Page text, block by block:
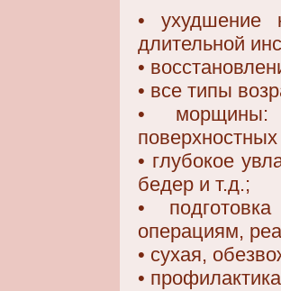
• ухудшение
длительной
•
• все типы
• морщины:
• глубокое
бедер и т.д.;
•
операциям,
• сухая,
•